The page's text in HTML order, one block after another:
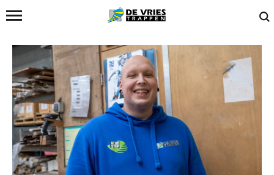
Stephan de Jong